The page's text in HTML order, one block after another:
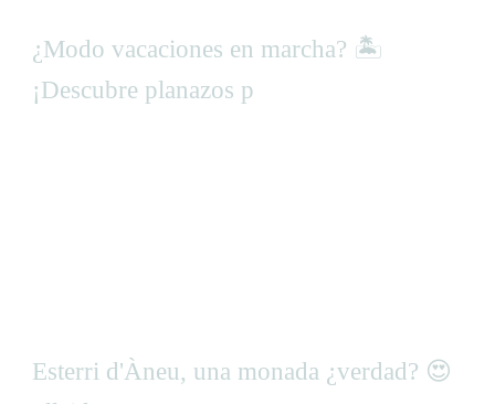
¿Modo vacaciones en marcha? 🏝
¡Descubre planazos p
Esterri d'Àneu, una monada ¿verdad? 😍